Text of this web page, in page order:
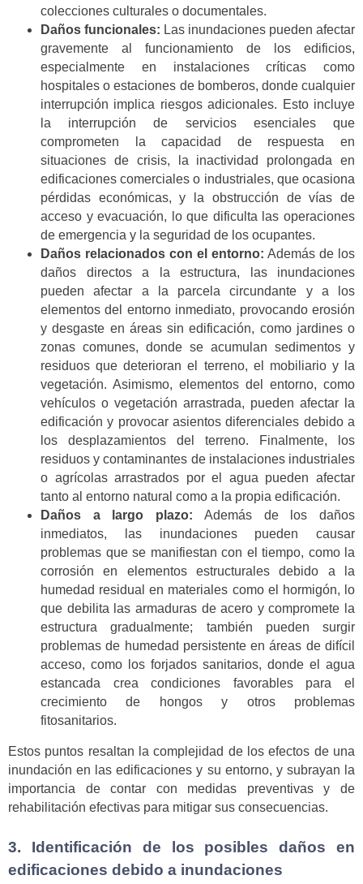
colecciones culturales o documentales.
Daños funcionales: Las inundaciones pueden afectar
gravemente al funcionamiento de los edificios,
especialmente en instalaciones críticas como
hospitales o estaciones de bomberos, donde cualquier
interrupción implica riesgos adicionales. Esto incluye
la interrupción de servicios esenciales que
comprometen la capacidad de respuesta en
situaciones de crisis, la inactividad prolongada en
edificaciones comerciales o industriales, que ocasiona
pérdidas económicas, y la obstrucción de vías de
acceso y evacuación, lo que dificulta las operaciones
de emergencia y la seguridad de los ocupantes.
Daños relacionados con el entorno: Además de los
daños directos a la estructura, las inundaciones
pueden afectar a la parcela circundante y a los
elementos del entorno inmediato, provocando erosión
y desgaste en áreas sin edificación, como jardines o
zonas comunes, donde se acumulan sedimentos y
residuos que deterioran el terreno, el mobiliario y la
vegetación. Asimismo, elementos del entorno, como
vehículos o vegetación arrastrada, pueden afectar la
edificación y provocar asientos diferenciales debido a
los desplazamientos del terreno. Finalmente, los
residuos y contaminantes de instalaciones industriales
o agrícolas arrastrados por el agua pueden afectar
tanto al entorno natural como a la propia edificación.
Daños a largo plazo: Además de los daños
inmediatos, las inundaciones pueden causar
problemas que se manifiestan con el tiempo, como la
corrosión en elementos estructurales debido a la
humedad residual en materiales como el hormigón, lo
que debilita las armaduras de acero y compromete la
estructura gradualmente; también pueden surgir
problemas de humedad persistente en áreas de difícil
acceso, como los forjados sanitarios, donde el agua
estancada crea condiciones favorables para el
crecimiento de hongos y otros problemas
fitosanitarios.
Estos puntos resaltan la complejidad de los efectos de una
inundación en las edificaciones y su entorno, y subrayan la
importancia de contar con medidas preventivas y de
rehabilitación efectivas para mitigar sus consecuencias.
3. Identificación de los posibles daños en
edificaciones debido a inundaciones